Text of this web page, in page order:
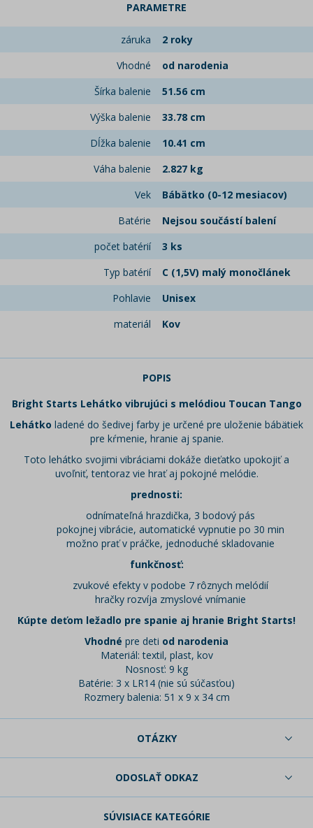
PARAMETRE
záruka
2 roky
Vhodné
od narodenia
Šírka balenie
51.56 cm
Výška balenie
33.78 cm
Dĺžka balenie
10.41 cm
Váha balenie
2.827 kg
Vek
Bábätko (0-12 mesiacov)
Batérie
Nejsou součástí balení
počet batérií
3 ks
Typ batérií
C (1,5V) malý monočlánek
Pohlavie
Unisex
materiál
Kov
POPIS
Bright Starts Lehátko vibrujúci s melódiou Toucan Tango
Lehátko ladené do šedivej farby je určené pre uloženie bábätiek
pre kŕmenie, hranie aj spanie.
Toto lehátko svojimi vibráciami dokáže dieťatko upokojiť a
uvoľniť, tentoraz vie hrať aj pokojné melódie.
prednosti:
odnímateľná hrazdička, 3 bodový pás
pokojnej vibrácie, automatické vypnutie po 30 min
možno prať v práčke, jednoduché skladovanie
funkčnosť:
zvukové efekty v podobe 7 rôznych melódií
hračky rozvíja zmyslové vnímanie
Kúpte deťom ležadlo pre spanie aj hranie Bright Starts!
Vhodné pre deti od narodenia
Materiál: textil, plast, kov
Nosnosť: 9 kg
Batérie: 3 x LR14 (nie sú súčasťou)
Rozmery balenia: 51 x 9 x 34 cm
OTÁZKY
ODOSLAŤ ODKAZ
SÚVISIACE KATEGÓRIE